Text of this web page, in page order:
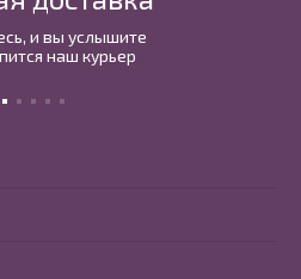
и вы услышите
наш курьер